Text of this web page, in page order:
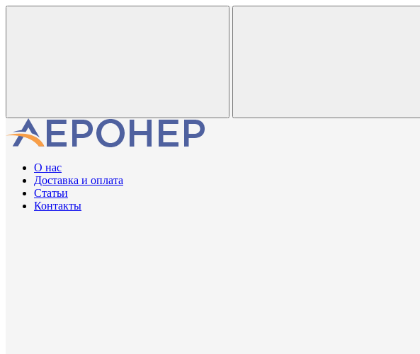
О нас
Доставка и оплата
Статьи
Контакты